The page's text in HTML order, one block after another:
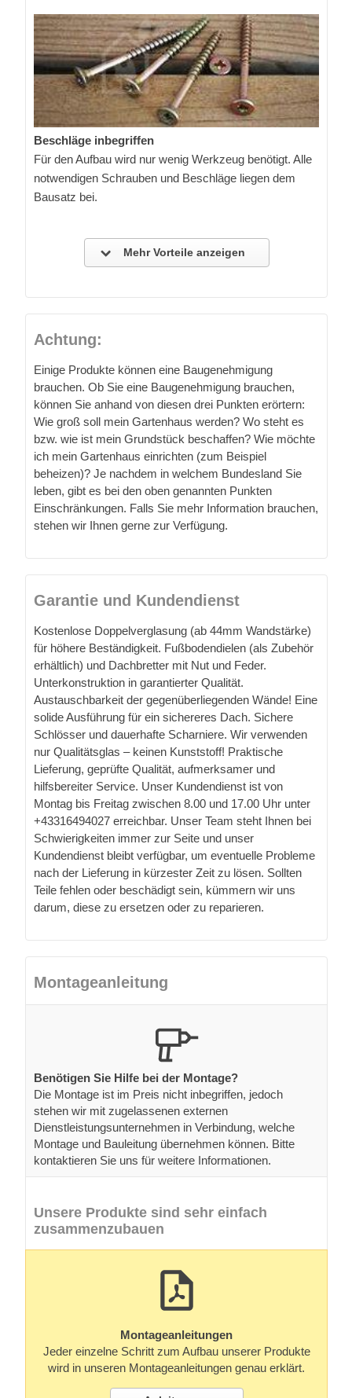
Beschläge inbegriffen
Für den Aufbau wird nur wenig Werkzeug benötigt. Alle
notwendigen Schrauben und Beschläge liegen dem
Bausatz bei.
Mehr Vorteile anzeigen
Achtung:
Einige Produkte können eine Baugenehmigung
brauchen. Ob Sie eine Baugenehmigung brauchen,
können Sie anhand von diesen drei Punkten erörtern:
Wie groß soll mein Gartenhaus werden? Wo steht es
bzw. wie ist mein Grundstück beschaffen? Wie möchte
ich mein Gartenhaus einrichten (zum Beispiel
beheizen)? Je nachdem in welchem Bundesland Sie
leben, gibt es bei den oben genannten Punkten
Einschränkungen. Falls Sie mehr Information brauchen,
stehen wir Ihnen gerne zur Verfügung.
Garantie und Kundendienst
Kostenlose Doppelverglasung (ab 44mm Wandstärke)
für höhere Beständigkeit. Fußbodendielen (als Zubehör
erhältlich) und Dachbretter mit Nut und Feder.
Unterkonstruktion in garantierter Qualität.
Austauschbarkeit der gegenüberliegenden Wände! Eine
solide Ausführung für ein sichereres Dach. Sichere
Schlösser und dauerhafte Scharniere. Wir verwenden
nur Qualitätsglas – keinen Kunststoff! Praktische
Lieferung, geprüfte Qualität, aufmerksamer und
hilfsbereiter Service. Unser Kundendienst ist von
Montag bis Freitag zwischen 8.00 und 17.00 Uhr unter
+43316494027 erreichbar. Unser Team steht Ihnen bei
Schwierigkeiten immer zur Seite und unser
Kundendienst bleibt verfügbar, um eventuelle Probleme
nach der Lieferung in kürzester Zeit zu lösen. Sollten
Teile fehlen oder beschädigt sein, kümmern wir uns
darum, diese zu ersetzen oder zu reparieren.
Montageanleitung
Benötigen Sie Hilfe bei der Montage?
Die Montage ist im Preis nicht inbegriffen, jedoch
stehen wir mit zugelassenen externen
Dienstleistungsunternehmen in Verbindung, welche
Montage und Bauleitung übernehmen können. Bitte
kontaktieren Sie uns für weitere Informationen.
Unsere Produkte sind sehr einfach
zusammenzubauen
Montageanleitungen
Jeder einzelne Schritt zum Aufbau unserer Produkte
wird in unseren Montageanleitungen genau erklärt.